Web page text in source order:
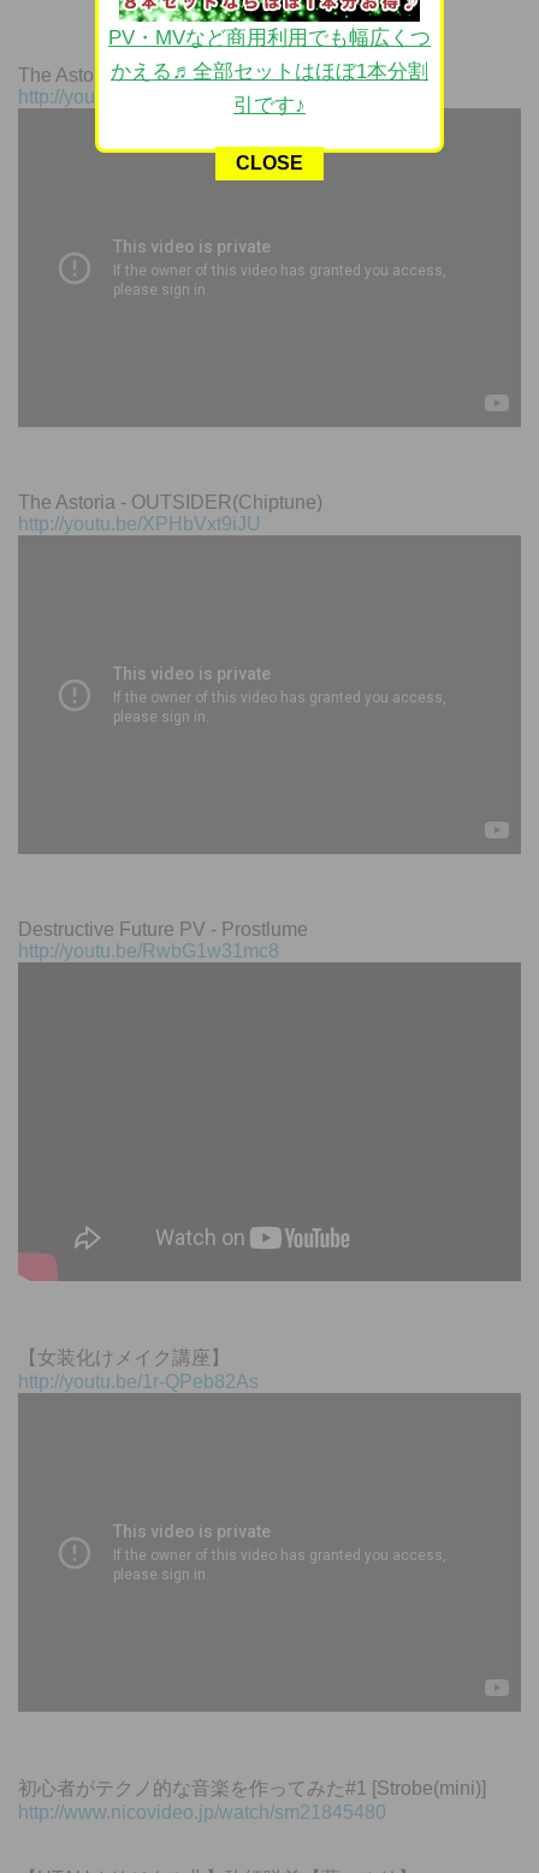
The Astoria - Rock Opera Show (Remix)
http://youtu.be/M6wtKrtLpnE
The Astoria - OUTSIDER(Chiptune)
http://youtu.be/XPHbVxt9iJU
Destructive Future PV - Prostlume
http://youtu.be/RwbG1w31mc8
【女装化けメイク講座】
http://youtu.be/1r-QPeb82As
初心者がテクノ的な音楽を作ってみた#1 [Strobe(mini)]
http://www.nicovideo.jp/watch/sm21845480
PV・MVなど商用利用でも幅広くつ
かえる♬全部セットはほぼ1本分割
引です♪
CLOSE